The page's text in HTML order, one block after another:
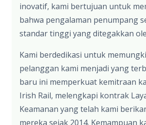
inovatif, kami bertujuan untuk
bahwa pengalaman penumpang
standar tinggi yang ditegakkan
Kami berdedikasi untuk
pelanggan kami menjadi yang
baru ini memperkuat kemitraan
Irish Rail, melengkapi kontrak
Keamanan yang telah kami
mereka sejak 2014. Kemampuan